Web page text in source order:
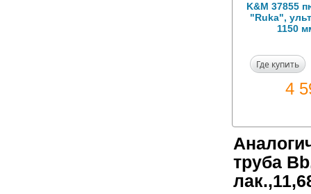
K&M 37855
"Ruka",
1150
Где купить
4
труба